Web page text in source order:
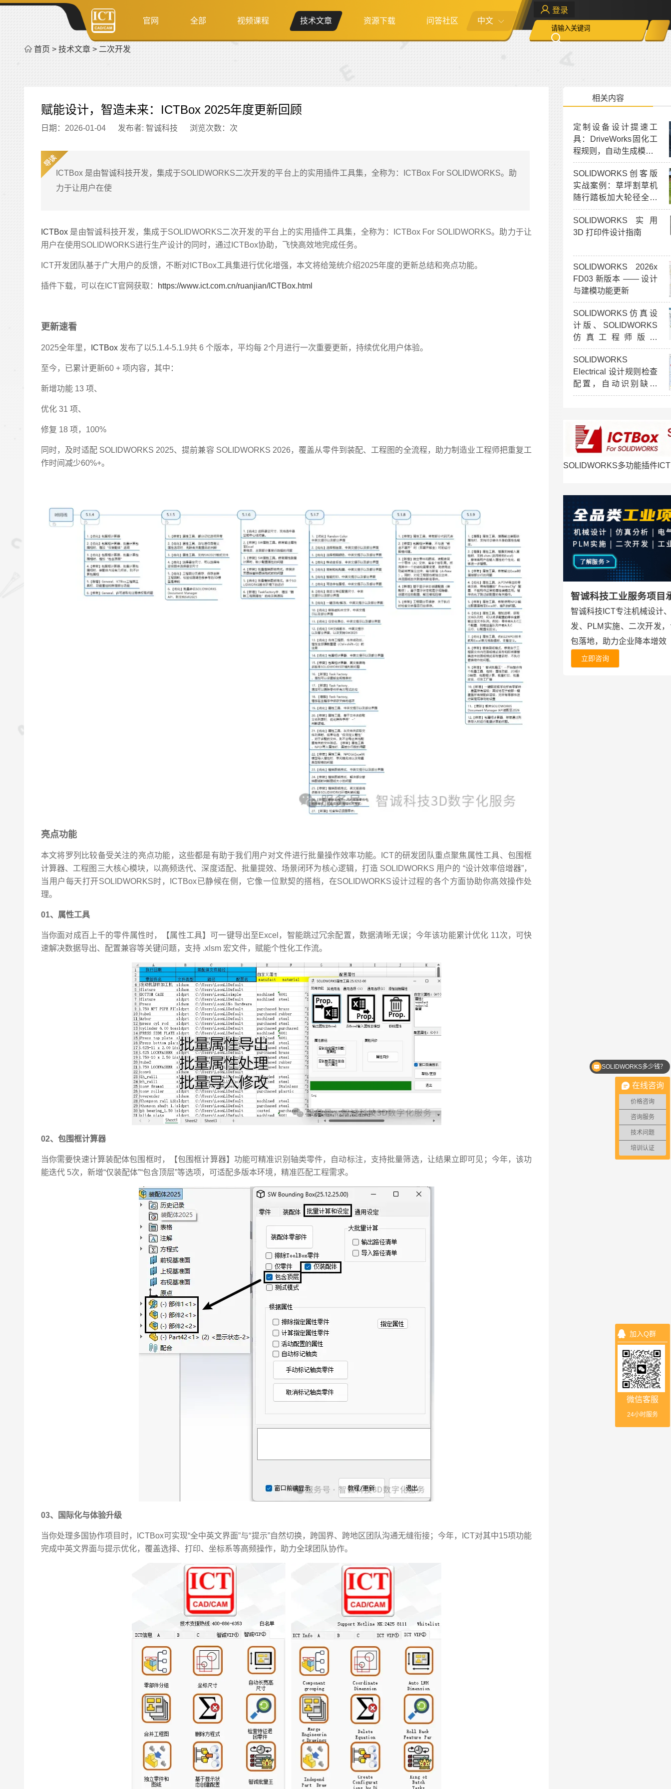
官网 全部 视频课程 技术文章 资源下载 问答社区 中文
登录
首页 > 技术文章 > 二次开发
赋能设计，智造未来：ICTBox 2025年度更新回顾
日期：2026-01-04 发布者: 智诚科技 浏览次数： 次
ICTBox 是由智诚科技开发，集成于SOLIDWORKS二次开发的平台上的实用插件工具集，全称为：ICTBox For SOLIDWORKS。助
力于让用户在使
ICTBox 是由智诚科技开发，集成于SOLIDWORKS二次开发的平台上的实用插件工具集，全称为：ICTBox For SOLIDWORKS。助力于让
用户在使用SOLIDWORKS进行生产设计的同时，通过ICTBox协助，飞快高效地完成任务。
ICT开发团队基于广大用户的反馈，不断对ICTBox工具集进行优化增强，本文将给笼统介绍2025年度的更新总结和亮点功能。
插件下载，可以在ICT官网获取： https://www.ict.com.cn/ruanjian/ICTBox.html
更新速看
2025全年里， ICTBox 发布了以5.1.4-5.1.9共 6 个版本，平均每 2个月进行一次重要更新，持续优化用户体验。
至今，已累计更新60 + 项内容，其中：
新增功能 13 项、
优化 31 项、
修复 18 项，100%
同时，及时适配 SOLIDWORKS 2025、提前兼容 SOLIDWORKS 2026，覆盖从零件到装配、工程图的全流程，助力制造业工程师把重复工
作时间减少60%+。
亮点功能
本文将罗列比较备受关注的亮点功能，这些都是有助于我们用户对文件进行批量操作效率功能。ICT的研发团队重点聚焦属性工具、包围框
计算器、工程图三大核心模块，以高频迭代、深度适配、批量提效、场景闭环为核心逻辑，打造 SOLIDWORKS 用户的 “设计效率倍增器”，
当用户每天打开SOLIDWORKS时，ICTBox已静候在侧，它像一位默契的搭档，在SOLIDWORKS设计过程的各个方面协助你高效操作处
理。
01、属性工具
当你面对成百上千的零件属性时，【属性工具】可一键导出至Excel，智能跳过冗余配置，数据清晰无误；今年该功能累计优化 11次，可快
速解决数据导出、配置兼容等关键问题，支持 .xlsm 宏文件，赋能个性化工作流。
02、包围框计算器
当你需要快速计算装配体包围框时，【包围框计算器】功能可精准识别轴类零件，自动标注，支持批量筛选，让结果立即可见；今年，该功
能迭代 5次，新增“仅装配体”“包含顶层”等选项，可适配多版本环境，精准匹配工程需求。
03、国际化与体验升级
当你处理多国协作项目时，ICTBox可实现“全中英文界面”与“提示”自然切换，跨国界、跨地区团队沟通无缝衔接；今年，ICT对其中15项功能
完成中英文界面与提示优化，覆盖选择、打印、坐标系等高频操作，助力全球团队协作。
相关内容
定制设备设计提速工
具：DriveWorks固化工
程规则，自动生成模型 /
工程图 / BOM
SOLIDWORKS创客版
实战案例：草坪割草机
随行踏板加大轮径全套
结构改造设计
SOLIDWORKS 实用
3D 打印件设计指南
SOLIDWORKS 2026x
FD03 新版本 —— 设计
与建模功能更新
SOLIDWORKS仿真设
计版、SOLIDWORKS
仿真工程师版、
SOLIDWORKS仿真分
析师 —— R2026x
FD03功能更新
SOLIDWORKS
Electrical 设计规则检查
配置，自动识别缺失
ERP 物料号元器件
SOLIDWORKS多功能插件
智诚科技工业服务项目
智诚科技ICT专注机械设计
发、PLM实施、二次开发
包落地，助力企业降本增效
立即咨询
加入Q群
微信客服
24小时服务
在线咨询
价格咨询
咨询服务
技术问题
培训认证
SOLIDWORKS优惠价格